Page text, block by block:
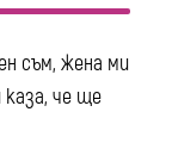
съм, жена ми
че ще